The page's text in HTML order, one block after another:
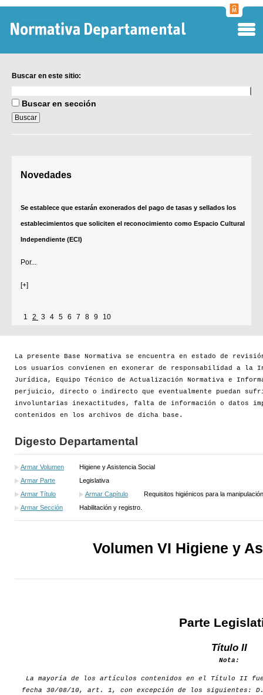
Buscar en este sitio:
en
sitio:
Buscar en sección
Novedades
Se establece que estarán exonerados del pago de tasas y sellados los
establecimientos que soliciten el reconocimiento como Espacio Cultural
Independiente (ECI)
Por...
[+]
1 2 3 4 5 6 7 8 9 10
La presente Base Normativa se encuentra en estado de
Los usuarios convienen en exonerar de responsabilidad a la
Jurídica, Equipo Técnico de Actualización Normativa e
perjuicio, directo o indirecto que eventualmente puedan
involuntarias inexactitudes, falta de información o datos
contenidos en los archivos de dicha base.
Digesto Departamental
Armar Volumen
Higiene y Asistencia Social
Armar Parte
Legislativa
Armar Título
Armar Capítulo
Requisitos higiénicos para la
Armar Sección
Habilitación y registro.
Volumen VI Higiene y
Parte
Título II
Nota:
La mayoría de los artículos contenidos en el Título II
fecha 30/08/10, art. 1, con excepción de los siguientes: